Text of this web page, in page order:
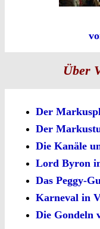
Über
Der
Der
Die Kanäle
Lord Byron
Das Peggy-
Karneval in
Die Gondeln